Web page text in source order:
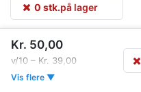
0 stk.på lager
marquardt 1820 seriens 1-
og 2-polede
vippeomskiftere. 1820
Kr. 50,00
v/10 – Kr. 39,00
Vis flere ▼